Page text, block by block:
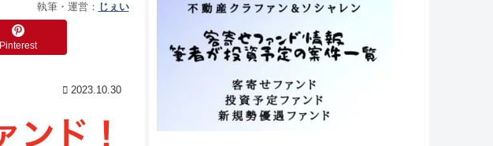
執筆・運営： じぇい
Pinterest
2023.10.30